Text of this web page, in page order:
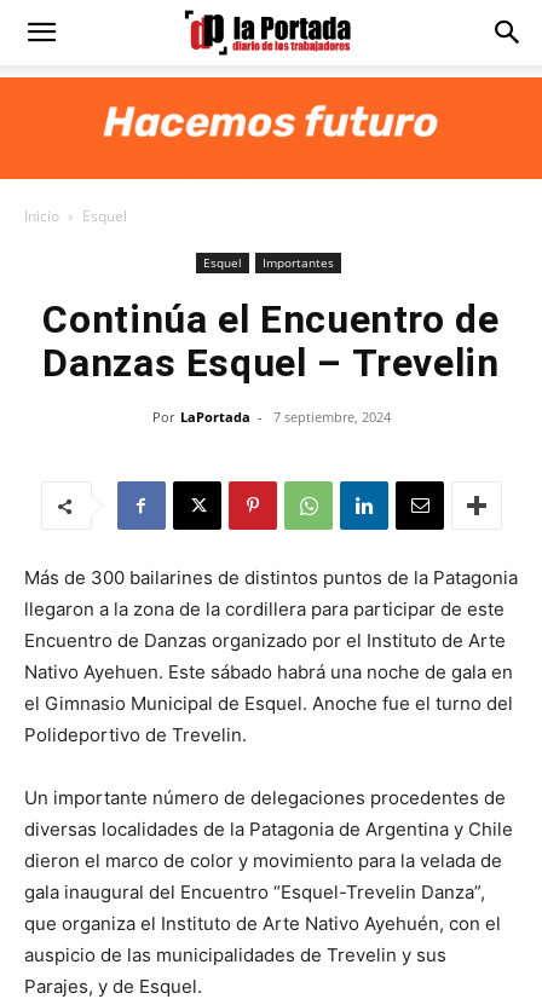
Diario
Inicio Esquel
Esquel Importantes
Continúa el Encuentro de
Danzas Esquel – Trevelin
Por LaPortada - 7 septiembre, 2024
Más de 300 bailarines de distintos puntos de la Patagonia
llegaron a la zona de la cordillera para participar de este
Encuentro de Danzas organizado por el Instituto de Arte
Nativo Ayehuen. Este sábado habrá una noche de gala en
el Gimnasio Municipal de Esquel. Anoche fue el turno del
Polideportivo de Trevelin.
Un importante número de delegaciones procedentes de
diversas localidades de la Patagonia de Argentina y Chile
dieron el marco de color y movimiento para la velada de
gala inaugural del Encuentro “Esquel-Trevelin Danza”,
que organiza el Instituto de Arte Nativo Ayehuén, con el
auspicio de las municipalidades de Trevelin y sus
Parajes, y de Esquel.